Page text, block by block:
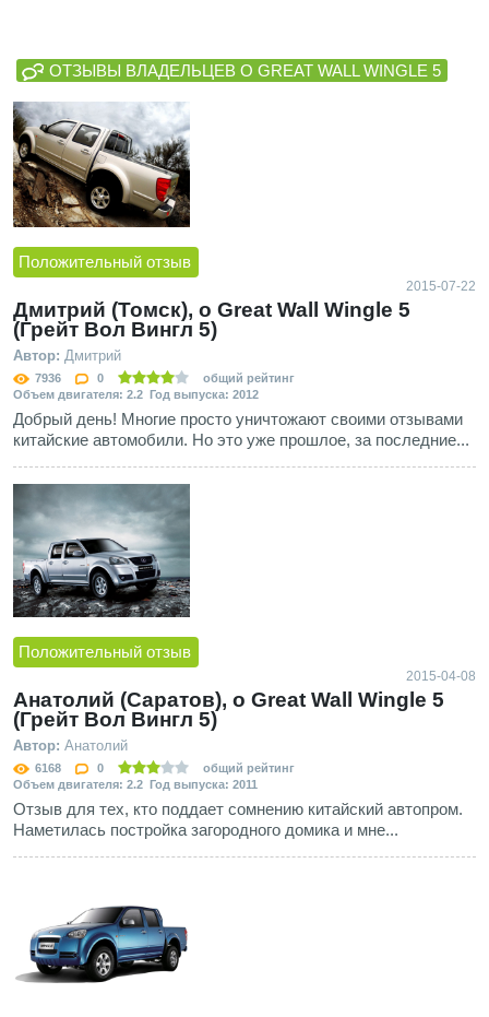
ОТЗЫВЫ ВЛАДЕЛЬЦЕВ О GREAT WALL WINGLE 5
Положительный отзыв
2015-07-22
Дмитрий (Томск), о Great Wall Wingle 5
(Грейт Вол Вингл 5)
Автор: Дмитрий
7936 0
общий рейтинг
Объем двигателя: 2.2 Год выпуска: 2012
Добрый день! Многие просто уничтожают своими отзывами
китайские автомобили. Но это уже прошлое, за последние...
Положительный отзыв
2015-04-08
Анатолий (Саратов), о Great Wall Wingle 5
(Грейт Вол Вингл 5)
Автор: Анатолий
6168 0
общий рейтинг
Объем двигателя: 2.2 Год выпуска: 2011
Отзыв для тех, кто поддает сомнению китайский автопром.
Наметилась постройка загородного домика и мне...